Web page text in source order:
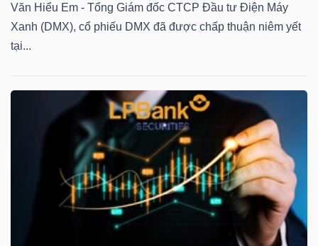
Văn Hiểu Em - Tổng Giám đốc CTCP Đầu tư Điện Máy
Xanh (DMX), cổ phiếu DMX đã được chấp thuận niêm yết
tại...
TÀI
CHÍNH
THÔNG